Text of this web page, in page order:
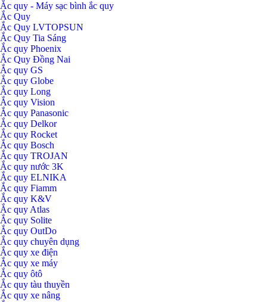
Ắc quy - Máy sạc bình ắc quy
Ắc Quy
Ắc Quy LVTOPSUN
Ắc Quy Tia Sáng
Ắc quy Phoenix
Ắc Quy Đồng Nai
Ắc quy GS
Ắc quy Globe
Ắc quy Long
Ắc quy Vision
Ắc quy Panasonic
Ắc quy Delkor
Ắc quy Rocket
Ắc quy Bosch
Ắc quy TROJAN
Ắc quy nước 3K
Ắc quy ELNIKA
Ắc quy Fiamm
Ắc quy K&V
Ắc quy Atlas
Ắc quy Solite
Ắc quy OutDo
Ắc quy chuyên dụng
Ắc quy xe điện
Ắc quy xe máy
Ắc quy ôtô
Ắc quy tàu thuyền
Ắc quy xe nâng